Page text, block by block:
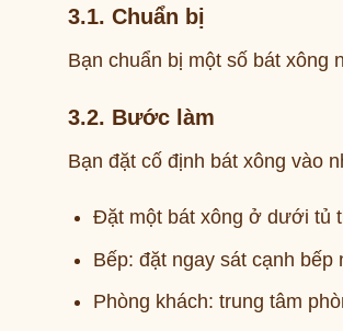
3.1. Chuẩn bị
Bạn chuẩn bị một số bát xông
3.2. Bước làm
Bạn đặt cố định bát xông vào
Đặt một bát xông ở dưới tủ
Bếp: đặt ngay sát cạnh bếp
Phòng khách: trung tâm